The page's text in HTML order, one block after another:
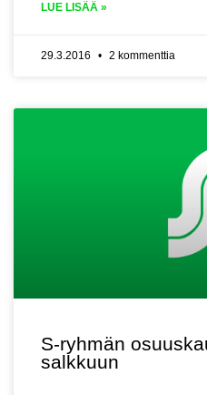
LUE LISÄÄ »
29.3.2016 2 kommenttia
S-ryhmän
salkkuun